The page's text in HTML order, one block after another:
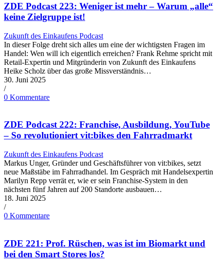
ZDE Podcast 223: Weniger ist mehr – Warum „alle“
keine Zielgruppe ist!
Zukunft des Einkaufens Podcast
In dieser Folge dreht sich alles um eine der wichtigsten Fragen im
Handel: Wen will ich eigentlich erreichen? Frank Rehme spricht mit
Retail-Expertin und Mitgründerin von Zukunft des Einkaufens
Heike Scholz über das große Missverständnis…
30. Juni 2025
/
0 Kommentare
ZDE Podcast 222: Franchise, Ausbildung, YouTube
– So revolutioniert vit:bikes den Fahrradmarkt
Zukunft des Einkaufens Podcast
Markus Unger, Gründer und Geschäftsführer von vit:bikes, setzt
neue Maßstäbe im Fahrradhandel. Im Gespräch mit Handelsexpertin
Marilyn Repp verrät er, wie er sein Franchise-System in den
nächsten fünf Jahren auf 200 Standorte ausbauen…
18. Juni 2025
/
0 Kommentare
ZDE 221: Prof. Rüschen, was ist im Biomarkt und
bei den Smart Stores los?